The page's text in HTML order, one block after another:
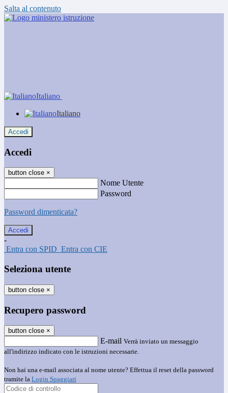
Salta al contenuto
Italiano
Italiano
Accedi
Accedi
button close ×
Nome Utente
Password
Password dimenticata?
-
Entra con SPID Entra con CIE
Seleziona utente
button close ×
Recupero password
button close ×
E-mail Verrà inviato un messaggio
all'indirizzo indicato con le istruzioni necessarie.
Non hai una e-mail associata al nome utente? Effettua il reset della password
tramite la Login Spaggiari